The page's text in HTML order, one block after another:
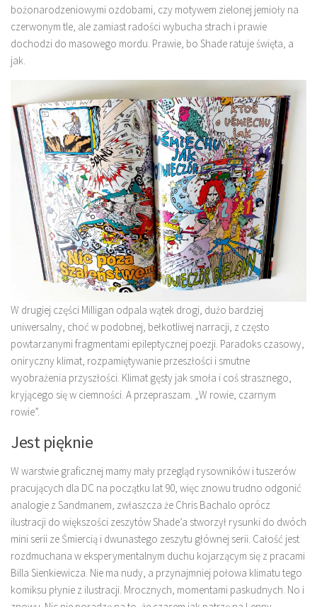
bożonarodzeniowymi ozdobami, czy motywem zielonej jemioły na
czerwonym tle, ale zamiast radości wybucha strach i prawie
dochodzi do masowego mordu. Prawie, bo Shade ratuje święta, a
jak.
W drugiej części Milligan odpala wątek drogi, dużo bardziej
uniwersalny, choć w podobnej, bełkotliwej narracji, z często
powtarzanymi fragmentami epileptycznej poezji. Paradoks czasowy,
oniryczny klimat, rozpamiętywanie przeszłości i smutne
wyobrażenia przyszłości. Klimat gęsty jak smoła i coś strasznego,
kryjącego się w ciemności. A przepraszam. „W rowie, czarnym
rowie”.
Jest pięknie
W warstwie graficznej mamy mały przegląd rysowników i tuszerów
pracujących dla DC na początku lat 90, więc znowu trudno odgonić
analogie z Sandmanem, zwłaszcza że Chris Bachalo oprócz
ilustracji do większości zeszytów Shade’a stworzył rysunki do dwóch
mini serii ze Śmiercią i dwunastego zeszytu głównej serii. Całość jest
rozdmuchana w eksperymentalnym duchu kojarzącym się z pracami
Billa Sienkiewicza. Nie ma nudy, a przynajmniej połowa klimatu tego
komiksu płynie z ilustracji. Mrocznych, momentami paskudnych. No i